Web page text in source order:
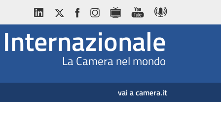
Internazionale
La Camera nel mondo
vai a camera.it